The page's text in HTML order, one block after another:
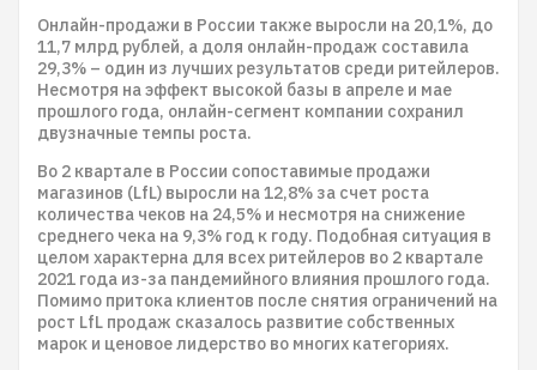
Онлайн-продажи в России также выросли на 20,1%, до
11,7 млрд рублей, а доля онлайн-продаж составила
29,3% – один из лучших результатов среди ритейлеров.
Несмотря на эффект высокой базы в апреле и мае
прошлого года, онлайн-сегмент компании сохранил
двузначные темпы роста.
Во 2 квартале в России сопоставимые продажи
магазинов (LfL) выросли на 12,8% за счет роста
количества чеков на 24,5% и несмотря на снижение
среднего чека на 9,3% год к году. Подобная ситуация в
целом характерна для всех ритейлеров во 2 квартале
2021 года из-за пандемийного влияния прошлого года.
Помимо притока клиентов после снятия ограничений на
рост LfL продаж сказалось развитие собственных
марок и ценовое лидерство во многих категориях.